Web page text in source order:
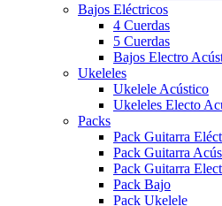
Bajos Eléctricos
4 Cuerdas
5 Cuerdas
Bajos Electro
Ukeleles
Ukelele Acústico
Ukeleles Electo
Packs
Pack Guitarra
Pack Guitarra
Pack Guitarra
Pack Bajo
Pack Ukelele